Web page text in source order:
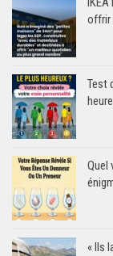
offrir
Test
Quel
« Ils